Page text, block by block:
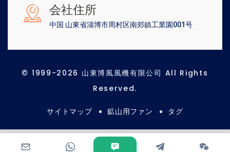
会社住所
中国 山東省淄博市周村区南郊鎮工業園001号
© 1999-2026 山東博風風機有限公司 All Rights
Reserved.
サイトマップ 鉱山用ファン タグ